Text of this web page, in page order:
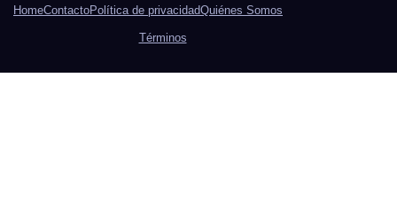
HomeContactoPolítica de privacidad
Términos
Quiénes Somos